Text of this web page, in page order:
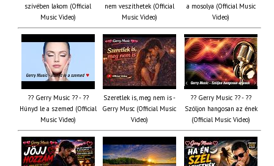
szívében lakom (Official
Music Video)
nem veszíthetek (Official
Music Video)
a mosolya (Official Music
Video)
?? Gerry Music ?? - ??
Húnyd le a szemed (Official
Music Video)
Szeretlek is, meg nem is -
Gerry Musc (Official Music
Video)
?? Gerry Music ?? - ??
Szóljon hangosan az ének
(Official Music Video)